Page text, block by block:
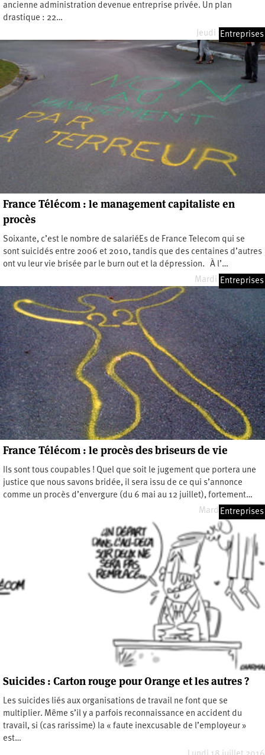
ancienne administration devenue entreprise privée. Un plan
drastique : 22…
Jeudi 20 juin 2019
Entreprises
France Télécom : le management capitaliste en
procès
Soixante, c’est le nombre de salariéEs de France Telecom qui se
sont suicidés entre 2006 et 2010, tandis que des centaines d’autres
ont vu leur vie brisée par le burn out et la dépression. À l’…
Mardi 14 mai 2019
Entreprises
France Télécom : le procès des briseurs de vie
Ils sont tous coupables ! Quel que soit le jugement que portera une
justice que nous savons bridée, il sera issu de ce qui s’annonce
comme un procès d’envergure (du 6 mai au 12 juillet), fortement…
Mardi 7 mai 2019
Entreprises
Suicides : Carton rouge pour Orange et les autres ?
Les suicides liés aux organisations de travail ne font que se
multiplier. Même s’il y a parfois reconnaissance en accident du
travail, si (cas rarissime) la « faute inexcusable de l’employeur »
est…